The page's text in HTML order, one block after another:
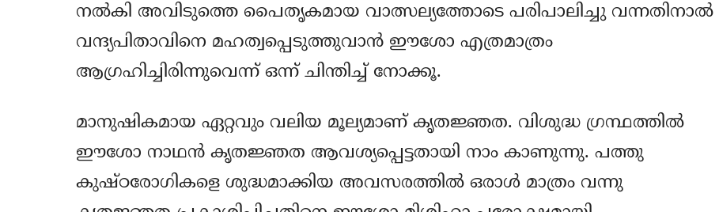
നല്‍കി അവിടുത്തെ പൈതൃകമായ വാത്സല്യത്തോടെ പരിപാലിച്ചു വന്നതിനാല്‍
വന്ദ്യപിതാവിനെ മഹത്വപ്പെടുത്തുവാന്‍ ഈശോ എത്രമാത്രം
ആഗ്രഹിച്ചിരിന്നുവെന്ന് ഒന്ന്‍ ചിന്തിച്ച് നോക്കൂ.
മാനുഷികമായ ഏറ്റവും വലിയ മൂല്യമാണ് കൃതജ്ഞത. വിശുദ്ധ ഗ്രന്ഥത്തില്‍
ഈശോ നാഥന്‍ കൃതജ്ഞത ആവശ്യപ്പെട്ടതായി നാം കാണുന്നു. പത്തു
കുഷ്ഠരോഗികളെ ശുദ്ധമാക്കിയ അവസരത്തില്‍ ഒരാള്‍ മാത്രം വന്നു